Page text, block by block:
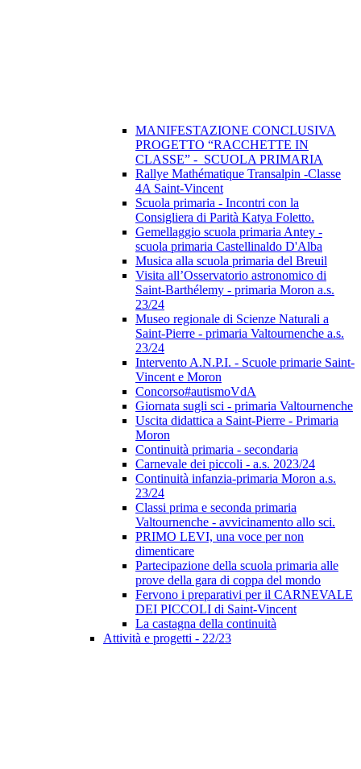
MANIFESTAZIONE CONCLUSIVA
PROGETTO “RACCHETTE IN
CLASSE” - SCUOLA PRIMARIA
Rallye Mathématique Transalpin -Classe
4A Saint-Vincent
Scuola primaria - Incontri con la
Consigliera di Parità Katya Foletto.
Gemellaggio scuola primaria Antey -
scuola primaria Castellinaldo D'Alba
Musica alla scuola primaria del Breuil
Visita all’Osservatorio astronomico di
Saint-Barthélemy - primaria Moron a.s.
23/24
Museo regionale di Scienze Naturali a
Saint-Pierre - primaria Valtournenche a.s.
23/24
Intervento A.N.P.I. - Scuole primarie Saint-
Vincent e Moron
Concorso#autismoVdA
Giornata sugli sci - primaria Valtournenche
Uscita didattica a Saint-Pierre - Primaria
Moron
Continuità primaria - secondaria
Carnevale dei piccoli - a.s. 2023/24
Continuità infanzia-primaria Moron a.s.
23/24
Classi prima e seconda primaria
Valtournenche - avvicinamento allo sci.
PRIMO LEVI, una voce per non
dimenticare
Partecipazione della scuola primaria alle
prove della gara di coppa del mondo
Fervono i preparativi per il CARNEVALE
DEI PICCOLI di Saint-Vincent
La castagna della continuità
Attività e progetti - 22/23